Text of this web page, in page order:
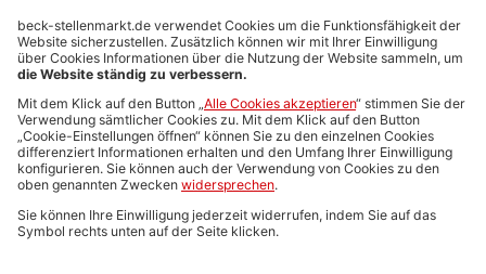
Anzeigen-AGB
Media-Daten
Newsletteranmeldung
Produktübersicht
ALLGEMEIN
FAQs
Impressum